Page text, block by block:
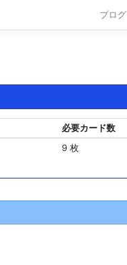
ブログ
必要カード数
9 枚